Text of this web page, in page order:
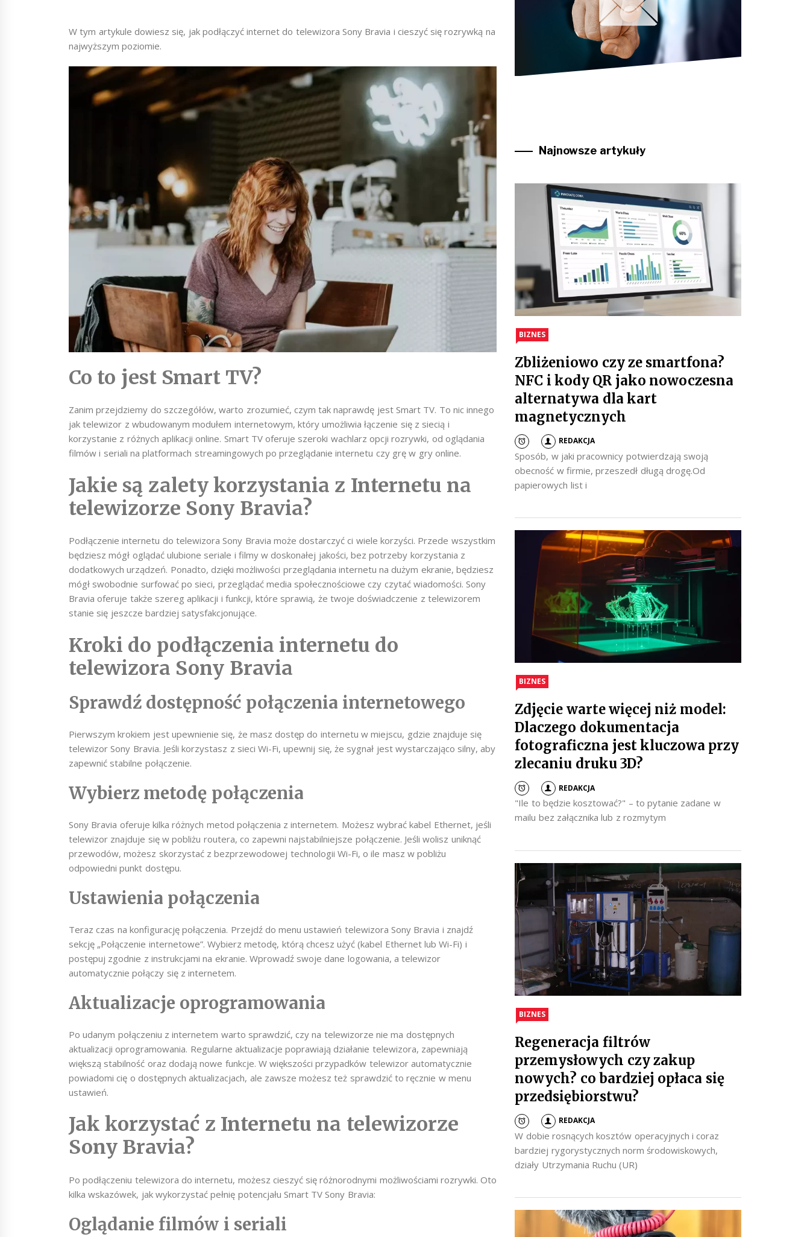
W tym artykule dowiesz się, jak podłączyć internet do telewizora Sony Bravia i cieszyć się rozrywką na
najwyższym poziomie.
Co to jest Smart TV?
Zanim przejdziemy do szczegółów, warto zrozumieć, czym tak naprawdę jest Smart TV. To nic innego
jak telewizor z wbudowanym modułem internetowym, który umożliwia łączenie się z siecią i
korzystanie z różnych aplikacji online. Smart TV oferuje szeroki wachlarz opcji rozrywki, od oglądania
filmów i seriali na platformach streamingowych po przeglądanie internetu czy grę w gry online.
Jakie są zalety korzystania z Internetu na
telewizorze Sony Bravia?
Podłączenie internetu do telewizora Sony Bravia może dostarczyć ci wiele korzyści. Przede wszystkim
będziesz mógł oglądać ulubione seriale i filmy w doskonałej jakości, bez potrzeby korzystania z
dodatkowych urządzeń. Ponadto, dzięki możliwości przeglądania internetu na dużym ekranie, będziesz
mógł swobodnie surfować po sieci, przeglądać media społecznościowe czy czytać wiadomości. Sony
Bravia oferuje także szereg aplikacji i funkcji, które sprawią, że twoje doświadczenie z telewizorem
stanie się jeszcze bardziej satysfakcjonujące.
Kroki do podłączenia internetu do
telewizora Sony Bravia
Sprawdź dostępność połączenia internetowego
Pierwszym krokiem jest upewnienie się, że masz dostęp do internetu w miejscu, gdzie znajduje się
telewizor Sony Bravia. Jeśli korzystasz z sieci Wi-Fi, upewnij się, że sygnał jest wystarczająco silny, aby
zapewnić stabilne połączenie.
Wybierz metodę połączenia
Sony Bravia oferuje kilka różnych metod połączenia z internetem. Możesz wybrać kabel Ethernet, jeśli
telewizor znajduje się w pobliżu routera, co zapewni najstabilniejsze połączenie. Jeśli wolisz uniknąć
przewodów, możesz skorzystać z bezprzewodowej technologii Wi-Fi, o ile masz w pobliżu
odpowiedni punkt dostępu.
Ustawienia połączenia
Teraz czas na konfigurację połączenia. Przejdź do menu ustawień telewizora Sony Bravia i znajdź
sekcję „Połączenie internetowe”. Wybierz metodę, którą chcesz użyć (kabel Ethernet lub Wi-Fi) i
postępuj zgodnie z instrukcjami na ekranie. Wprowadź swoje dane logowania, a telewizor
automatycznie połączy się z internetem.
Aktualizacje oprogramowania
Po udanym połączeniu z internetem warto sprawdzić, czy na telewizorze nie ma dostępnych
aktualizacji oprogramowania. Regularne aktualizacje poprawiają działanie telewizora, zapewniają
większą stabilność oraz dodają nowe funkcje. W większości przypadków telewizor automatycznie
powiadomi cię o dostępnych aktualizacjach, ale zawsze możesz też sprawdzić to ręcznie w menu
ustawień.
Jak korzystać z Internetu na telewizorze
Sony Bravia?
Po podłączeniu telewizora do internetu, możesz cieszyć się różnorodnymi możliwościami rozrywki. Oto
kilka wskazówek, jak wykorzystać pełnię potencjału Smart TV Sony Bravia:
Oglądanie filmów i seriali
Najnowsze artykuły
BIZNES
Zbliżeniowo czy ze smartfona?
NFC i kody QR jako nowoczesna
alternatywa dla kart
magnetycznych
REDAKCJA
Sposób, w jaki pracownicy potwierdzają swoją
obecność w firmie, przeszedł długą drogę.Od
papierowych list i
BIZNES
Zdjęcie warte więcej niż model:
Dlaczego dokumentacja
fotograficzna jest kluczowa przy
zlecaniu druku 3D?
REDAKCJA
"Ile to będzie kosztować?" – to pytanie zadane w
mailu bez załącznika lub z rozmytym
BIZNES
Regeneracja filtrów
przemysłowych czy zakup
nowych? co bardziej opłaca się
przedsiębiorstwu?
REDAKCJA
W dobie rosnących kosztów operacyjnych i coraz
bardziej rygorystycznych norm środowiskowych,
działy Utrzymania Ruchu (UR)